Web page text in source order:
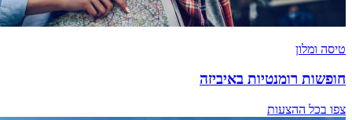
טיסה ומלון
חופשות רומנטיות באיביזה
צפו בכל ההצעות